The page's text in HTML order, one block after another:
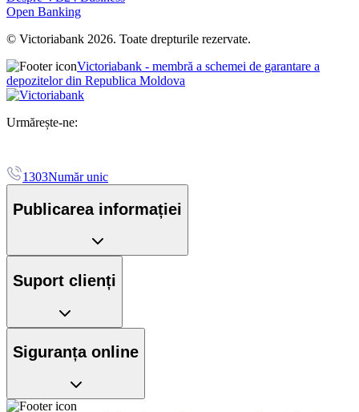
Open Banking
© Victoriabank 2026. Toate drepturile rezervate.
Victoriabank - membră a schemei de garantare a
depozitelor din Republica Moldova
Urmărește-ne:
1303Număr unic
Publicarea informației
Suport clienți
Siguranța online